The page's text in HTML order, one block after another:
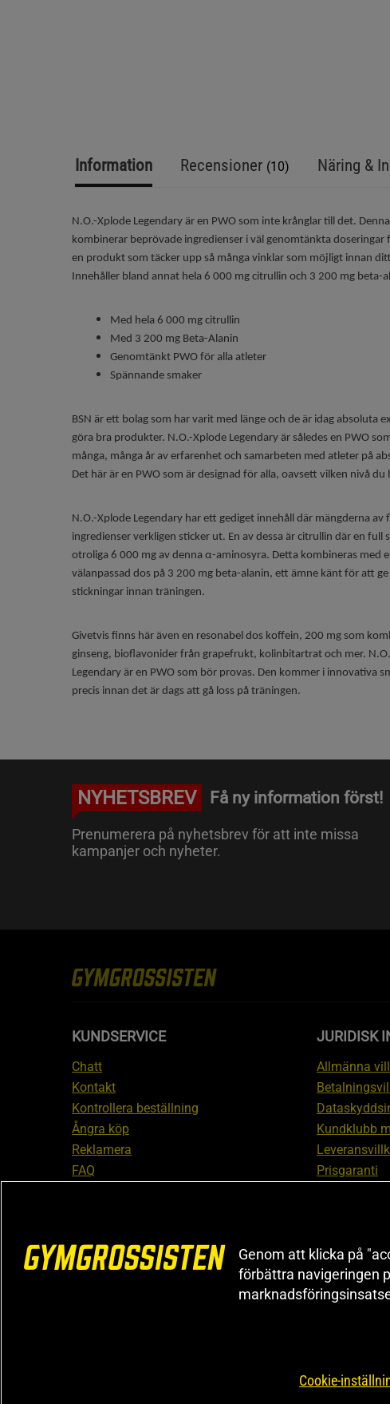
Information Recensioner (10) Näring &
N.O.-Xplode Legendary är en PWO som inte krånglar till det.
kombinerar beprövade ingredienser i väl genomtänkta doseringar
en produkt som täcker upp så många vinklar som möjligt innan
Innehåller bland annat hela 6 000 mg citrullin och 3 200 mg beta-
Med hela 6 000 mg citrullin
Med 3 200 mg Beta-Alanin
Genomtänkt PWO för alla atleter
Spännande smaker
BSN är ett bolag som har varit med länge och de är idag absoluta
göra bra produkter. N.O.-Xplode Legendary är således en PWO
många, många år av erfarenhet och samarbeten med atleter på
Det här är en PWO som är designad för alla, oavsett vilken nivå du
N.O.-Xplode Legendary har ett gediget innehåll där mängderna av
ingredienser verkligen sticker ut. En av dessa är citrullin där en full
otroliga 6 000 mg av denna α-aminosyra. Detta kombineras med
välanpassad dos på 3 200 mg beta-alanin, ett ämne känt för att ge
stickningar innan träningen.
Givetvis finns här även en resonabel dos koffein, 200 mg som
ginseng, bioflavonider från grapefrukt, kolinbitartrat och mer.
Legendary är en PWO som bör provas. Den kommer i innovativa
precis innan det är dags att gå loss på träningen.
NYHETSBREV Få ny information först!
Prenumerera på nyhetsbrev för att inte missa
kampanjer och nyheter.
KUNDSERVICE
Chatt
Kontakt
Kontrollera beställning
Ångra köp
Reklamera
FAQ
JURIDISK
Allmänna
Kundklubb
Prisgaranti
Genom att klicka på
förbättra navigeringen
Cookie-